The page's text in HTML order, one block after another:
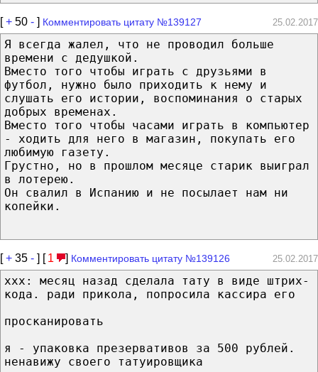
[+ 50 - ] Комментировать цитату №139127 25.02.2017
Я всегда жалел, что не проводил больше
времени с дедушкой.
Вместо того чтобы играть с друзьями в
футбол, нужно было приходить к нему и
слушать его истории, воспоминания о старых
добрых временах.
Вместо того чтобы часами играть в компьютер
- ходить для него в магазин, покупать его
любимую газету.
Грустно, но в прошлом месяце старик выиграл
в лотерею.
Он свалил в Испанию и не посылает нам ни
копейки.
[+ 35 - ] [ 1 ] Комментировать цитату №139126 25.02.2017
xxx: месяц назад сделала тату в виде штрих-
кода. ради прикола, попросила кассира его
просканировать
я - упаковка презервативов за 500 рублей.
ненавижу своего татуировщика